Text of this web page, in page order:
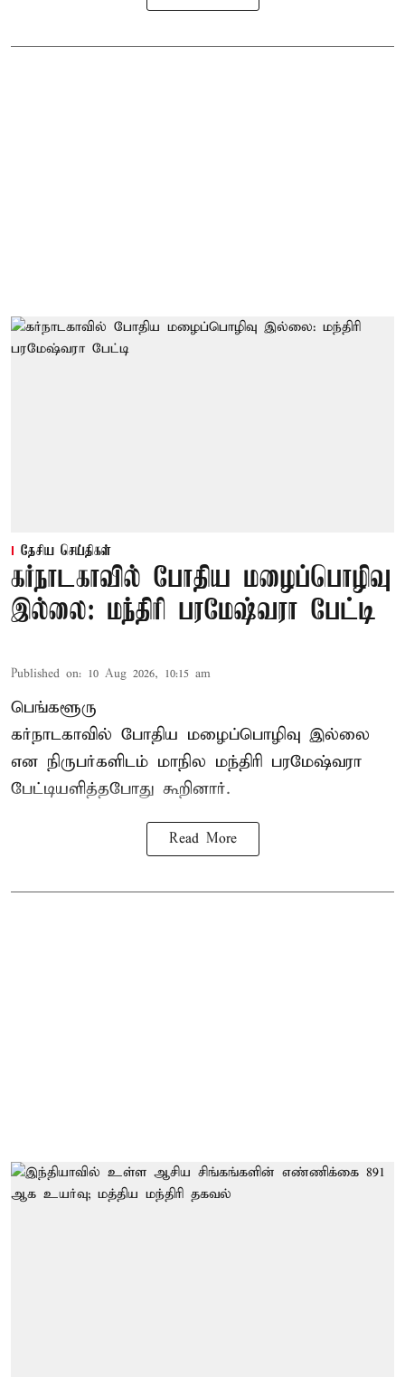
தேசிய செய்திகள்
கர்நாடகாவில் போதிய மழைப்பொழிவு
இல்லை: மந்திரி பரமேஷ்வரா பேட்டி
Published on: 10 Aug 2026, 10:15 am
பெங்களூரு
கர்நாடகாவில் போதிய மழைப்பொழிவு இல்லை
என நிருபர்களிடம் மாநில மந்திரி பரமேஷ்வரா
பேட்டியளித்தபோது கூறினார்.
Read More